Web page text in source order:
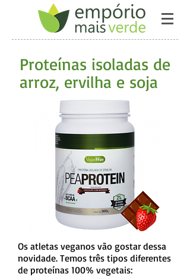
Proteínas isoladas de
arroz, ervilha e soja
Os atletas veganos vão gostar dessa
novidade. Temos três tipos diferentes
de proteínas 100% vegetais: